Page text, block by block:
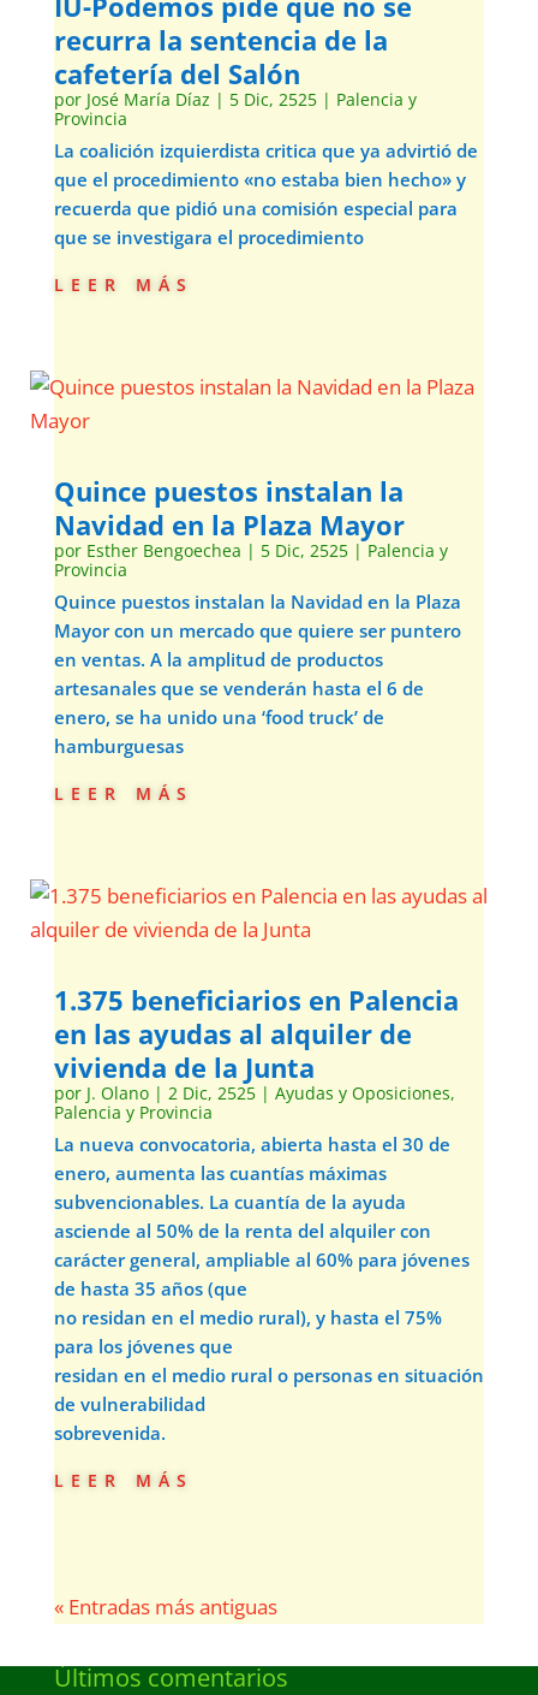
recurra la sentencia de la
cafetería del Salón
por José María Díaz | 5 Dic, 2525| Palencia y
Provincia
La coalición izquierdista critica que ya advirtió de
que el procedimiento «no estaba bien hecho» y
recuerda que pidió una comisión especial para
que se investigara el procedimiento
leer más
Quince puestos instalan la
Navidad en la Plaza Mayor
por Esther Bengoechea | 5 Dic, 2525| Palencia y
Provincia
Quince puestos instalan la Navidad en la Plaza
Mayor con un mercado que quiere ser puntero
en ventas. A la amplitud de productos
artesanales que se venderán hasta el 6 de
enero, se ha unido una ‘food truck’ de
hamburguesas
leer más
1.375 beneficiarios en Palencia
en las ayudas al alquiler de
vivienda de la Junta
por J. Olano| 2 Dic, 2525| Ayudas y Oposiciones,
Palencia y Provincia
La nueva convocatoria, abierta hasta el 30 de
enero, aumenta las cuantías máximas
subvencionables. La cuantía de la ayuda
asciende al 50% de la renta del alquiler con
carácter general, ampliable al 60% para jóvenes
de hasta 35 años (que
no residan en el medio rural), y hasta el 75%
para los jóvenes que
residan en el medio rural o personas en situación
de vulnerabilidad
sobrevenida.
leer más
« Entradas más antiguas
Últimos comentarios